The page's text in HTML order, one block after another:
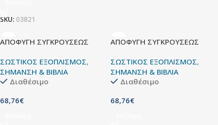
SKU: 03821
ΑΠΟΦΥΓΗ ΣΥΓΚΡΟΥΣΕΩΣ
ΣΩΣΤΙΚΟΣ ΕΞΟΠΛΙΣΜΟΣ,
ΣΗΜΑΝΣΗ & ΒΙΒΛΙΑ
Διαθέσιμο
68,76€
ΑΠΟΦΥΓΗ ΣΥΓΚΡΟΥΣΕΩΣ
ΣΩΣΤΙΚΟΣ ΕΞΟΠΛΙΣΜΟΣ,
ΣΗΜΑΝΣΗ & ΒΙΒΛΙΑ
Διαθέσιμο
68,76€